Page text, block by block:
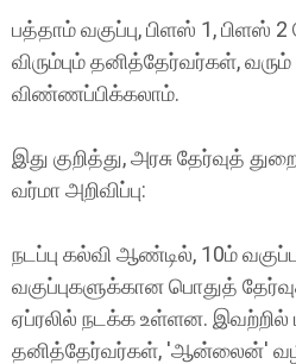
பத்தாம் வகுப்பு, பிளஸ் 1, பிளஸ்
விரும்பும் தனித்தேர்வர்கள்,
விண்ணப்பிக்கலாம்.
இது குறித்து, அரசு தேர்வுத்
வர்மா அறிவிப்பு:
நடப்பு கல்வி ஆண்டில், 10ம்
வகுப்புகளுக்கான பொதுத்
ஏப்ரலில் நடக்க உள்ளன. இவற்றில்
தனித்தேர்வர்கள், 'ஆன்லைன்'